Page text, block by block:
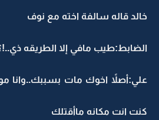
خالد قاله سالفة اخته مع نوف
الضابط:طيب مافي إلا الطريقه
علي:أصلاً اخوك مات بسببك..وانا
كنت انت مكانه ماأقتلك